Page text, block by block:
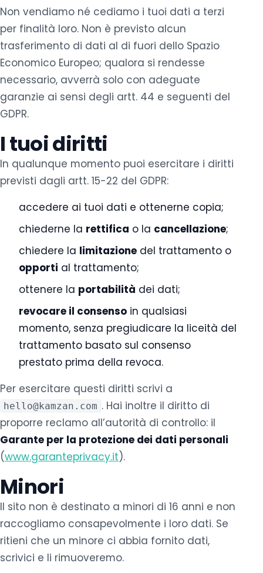
Non vendiamo né cediamo i tuoi dati a terzi
per finalità loro. Non è previsto alcun
trasferimento di dati al di fuori dello Spazio
Economico Europeo; qualora si rendesse
necessario, avverrà solo con adeguate
garanzie ai sensi degli artt. 44 e seguenti del
GDPR.
I tuoi diritti
In qualunque momento puoi esercitare i diritti
previsti dagli artt. 15-22 del GDPR:
accedere ai tuoi dati e ottenerne copia;
chiederne la rettifica o la cancellazione;
chiedere la limitazione del trattamento o
opporti al trattamento;
ottenere la portabilità dei dati;
revocare il consenso in qualsiasi
momento, senza pregiudicare la liceità del
trattamento basato sul consenso
prestato prima della revoca.
Per esercitare questi diritti scrivi a
hello@kamzan.com . Hai inoltre il diritto di
proporre reclamo all’autorità di controllo: il
Garante per la protezione dei dati personali
(www.garanteprivacy.it).
Minori
Il sito non è destinato a minori di 16 anni e non
raccogliamo consapevolmente i loro dati. Se
ritieni che un minore ci abbia fornito dati,
scrivici e li rimuoveremo.